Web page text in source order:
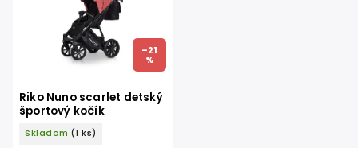
Abecedne
–21
%
Riko Nuno scarlet detský
športový kočík
Skladom (1 ks)